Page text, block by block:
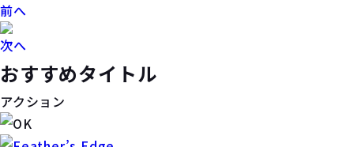
前へ
次へ
おすすめタイトル
アクション